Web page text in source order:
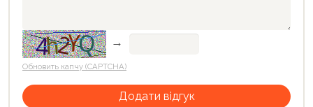
→
Обновить капчу (CAPTCHA)